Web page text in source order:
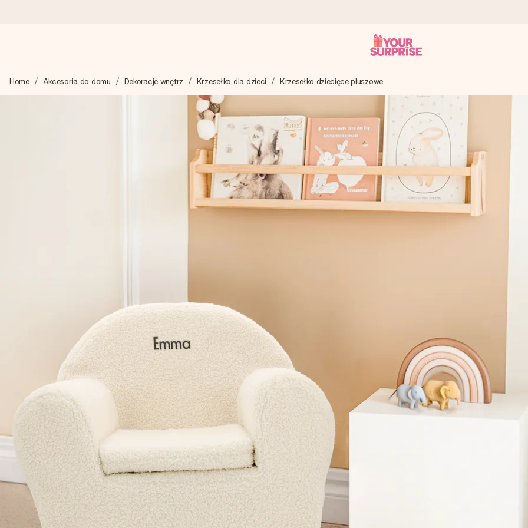
Tworzymy Twój prezent z troską i wysyłamy go w mgnieniu oka – dzięki czemu możesz go dać dokładnie we właściwym
Nasze prezenty inspirują. Klienci oceniają nas na 4,7 w Google Reviews.
Stwórz coś wyjątkowego w zaledwie kilku krokach – z jej imieniem, swoim zdjęciem lub wiadomością, która naprawdę poruszy
Home Akcesoria do domu Dekoracje wnętrz Krzesełko dla dzieci Krzesełko dziecięce pluszowe